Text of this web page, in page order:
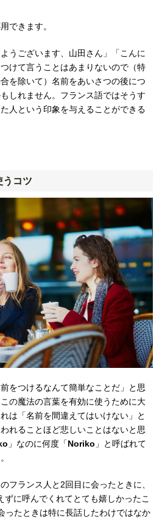
できます。
うございます、山田さん」「こんに
けて言うことはあまりないので（特
を除いて）名前をあいさつの後につ
しれません。フランス語ではそうす
人という印象を与えることができる
うコツ
をつけるなんて簡単なことだ」と思
の魔法の言葉を有効に使うために大
は「名前を間違えてはいけない」と
れることほど悲しいことはないと思
」なのに何度「Noriko 」と呼ばれて
フランス人と2回目に会ったときに、
に呼んでくれてとても嬉しかったこ
ったときは特に長話したわけではなか